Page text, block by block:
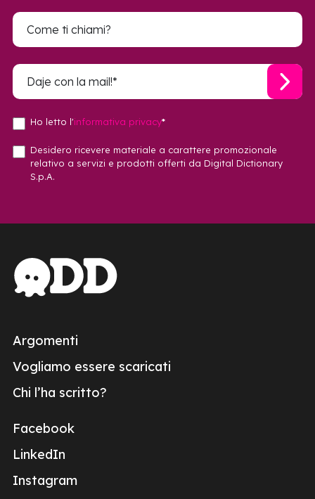
Ho letto l'informativa privacy*
Desidero ricevere materiale a carattere promozionale
relativo a servizi e prodotti offerti da Digital Dictionary
S.p.A.
Argomenti
Vogliamo essere scaricati
Chi l’ha scritto?
Facebook
LinkedIn
Instagram